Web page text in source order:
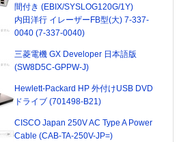
間付き (EBIX/SYSLOG120G/1Y)
内田洋行 イレーザーFB型(大) 7-337-
0040 (7-337-0040)
三菱電機 GX Developer 日本語版
(SW8D5C-GPPW-J)
Hewlett-Packard HP 外付けUSB DVD
ドライブ (701498-B21)
CISCO Japan 250V AC Type A Power
Cable (CAB-TA-250V-JP=)